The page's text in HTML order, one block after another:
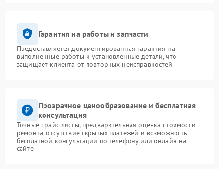
Гарантия на работы и запчасти
Предоставляется документированная гарантия на
выполненные работы и установленные детали, что
защищает клиента от повторных неисправностей
Прозрачное ценообразование и бесплатная
консультация
Точные прайс-листы, предварительная оценка стоимости
ремонта, отсутствие скрытых платежей и возможность
бесплатной консультации по телефону или онлайн на
сайте